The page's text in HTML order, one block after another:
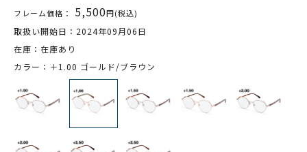
フレーム価格： 5,500円(税込)
取扱い開始日：2024年09月06日
在庫：在庫あり
カラー：＋1.00 ゴールド/ブラウン